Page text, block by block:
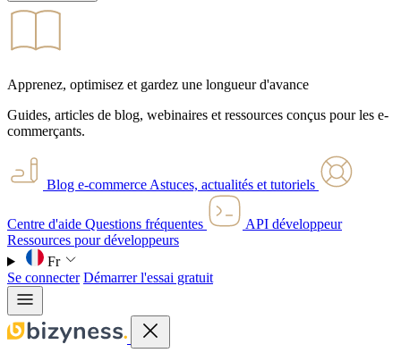
Apprenez, optimisez et gardez une longueur d'avance
Guides, articles de blog, webinaires et ressources conçus pour les e-
commerçants.
Blog e-commerce Astuces, actualités et tutoriels
Centre d'aide Questions fréquentes
API développeur
Ressources pour développeurs
Fr
Se connecter Démarrer l'essai gratuit